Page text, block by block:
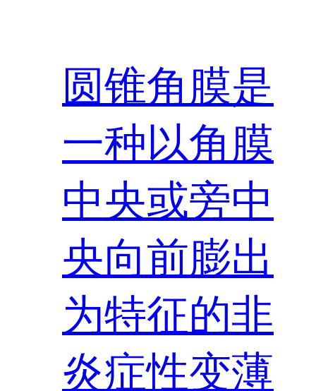
圆锥角膜是
一种以角膜
中央或旁中
央向前膨出
为特征的非
炎症性变薄